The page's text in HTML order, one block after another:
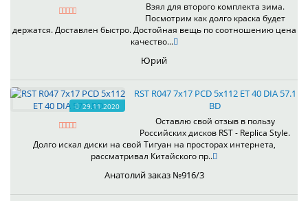
Взял для второго комплекта зима.
Посмотрим как долго краска будет
держатся. Доставлен быстро. Достойная вещь по соотношению цена
качество...
Юрий
29.11.2020
RST R047 7x17 PCD 5x112 ET 40 DIA 57.1
BD
Оставлю свой отзыв в пользу
Российских дисков RST - Replica Style.
Долго искал диски на свой Тигуан на просторах интернета,
рассматривал Китайского пр..
Анатолий заказ №916/3